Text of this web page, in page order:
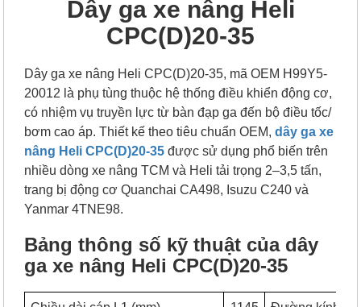
Dây ga xe nâng Heli
CPC(D)20-35
Dây ga xe nâng Heli CPC(D)20-35, mã OEM H99Y5-
20012 là phụ tùng thuộc hệ thống điều khiển động cơ,
có nhiệm vụ truyền lực từ bàn đạp ga đến bộ điều tốc/
bơm cao áp.Thiết kế theo tiêu chuẩn OEM,dây ga xe
nâng Heli CPC(D)20-35 được sử dụng phổ biến trên
nhiều dòng xe nâng TCM và Heli tải trọng 2–3,5 tấn,
trang bị động cơ Quanchai CA498, Isuzu C240 và
Yanmar 4TNE98.
Bảng thông số kỹ thuật của dây
ga xe nâng Heli CPC(D)20-35